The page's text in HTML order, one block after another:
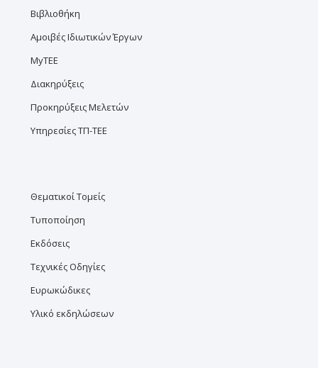
Βιβλιοθήκη
Αμοιβές Ιδιωτικών Έργων
MyTEE
Διακηρύξεις
Προκηρύξεις Μελετών
Υπηρεσίες ΤΠ-ΤΕΕ
Θεματικοί Τομείς
Τυποποίηση
Εκδόσεις
Τεχνικές Οδηγίες
Ευρωκώδικες
Υλικό εκδηλώσεων